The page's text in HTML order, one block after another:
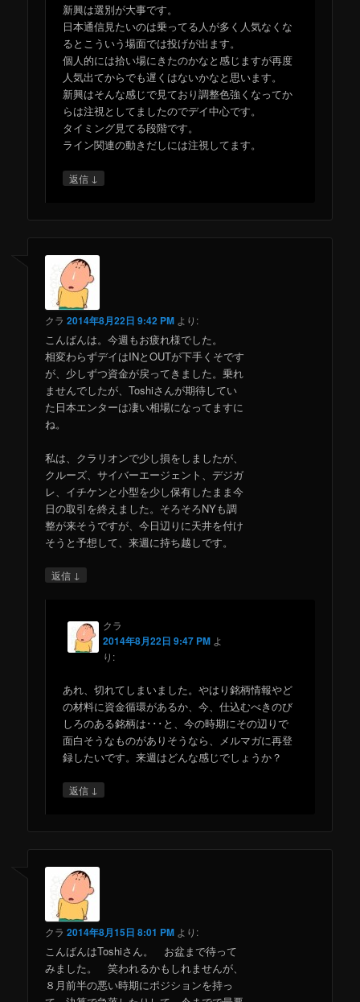
新興は選別が大事です。
日本通信見たいのは乗ってる人が多く人気なくな
るとこういう場面では投げが出ます。
個人的には拾い場にきたのかなと感じますが再度
人気出てからでも遅くはないかなと思います。
新興はそんな感じで見ており調整色強くなってか
らは注視としてましたのでデイ中心です。
タイミング見てる段階です。
ライン関連の動きだしには注視してます。
返信 ↓
クラ 2014年8月22日 9:42 PM より:
こんばんは。今週もお疲れ様でした。
相変わらずデイはINとOUTが下手くそです
が、少しずつ資金が戻ってきました。乗れ
ませんでしたが、Toshiさんが期待してい
た日本エンターは凄い相場になってますに
ね。
私は、クラリオンで少し損をしましたが、
クルーズ、サイバーエージェント、デジガ
レ、イチケンと小型を少し保有したまま今
日の取引を終えました。そろそろNYも調
整が来そうですが、今日辺りに天井を付け
そうと予想して、来週に持ち越しです。
返信 ↓
クラ
2014年8月22日 9:47 PM よ
り:
あれ、切れてしまいました。やはり銘柄情報やど
の材料に資金循環があるか、今、仕込むべきのび
しろのある銘柄は･･･と、今の時期にその辺りで
面白そうなものがありそうなら、メルマガに再登
録したいです。来週はどんな感じでしょうか？
返信 ↓
クラ 2014年8月15日 8:01 PM より:
こんばんはToshiさん。 お盆まで待って
みました。 笑われるかもしれませんが、
８月前半の悪い時期にポジションを持っ